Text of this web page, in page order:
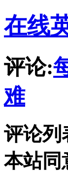
在线
评论:
难
评论列
本站同